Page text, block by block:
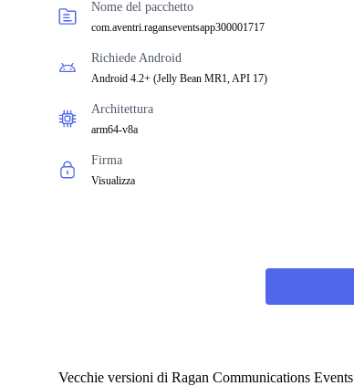
Nome del pacchetto
com.aventri.raganseventsapp300001717
Richiede Android
Android 4.2+ (Jelly Bean MR1, API 17)
Architettura
arm64-v8a
Firma
Visualizza
Vecchie versioni di Ragan Communications Events